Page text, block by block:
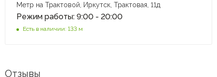
Метр на Трактовой, Иркутск, Трактовая, 11д
Режим работы: 9:00 - 20:00
Есть в наличии: 133 м
Отзывы